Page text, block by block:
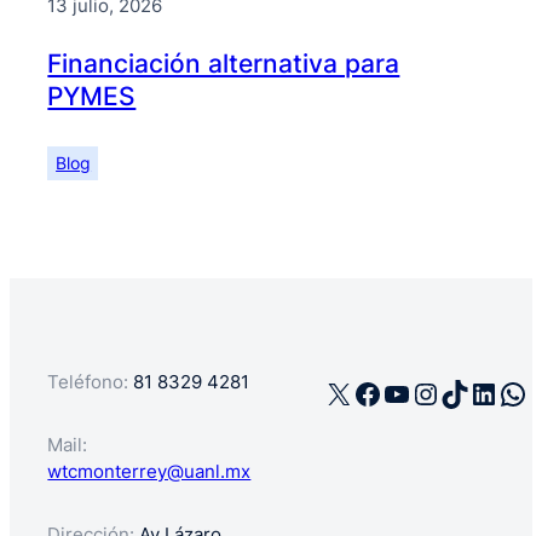
13 julio, 2026
Financiación alternativa para
PYMES
Blog
Teléfono: 81 8329 4281
Mail:
wtcmonterrey@uanl.mx
X Facebook
YouTube
TikTok